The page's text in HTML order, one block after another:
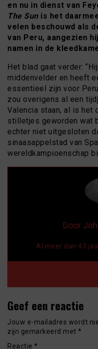
en nu in dienst van
The Sunis het
velen beschouwd als
van Peru, aangezien
namen in de
Het blad gaat verder:
middenvelder en heeft
essentieel zijn voor
zou overigens al een
Valencia staan, al is het
stilletjes geworden wat
echter niet uitgesloten
sinaasappelstad van
wereldkampioenschap
Door
Al meer dan 43
Geef een reactie
Jouw e-mailadres wordt
zijn gemarkeerd met *
Reactie *